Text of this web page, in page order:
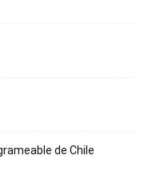
de Chile